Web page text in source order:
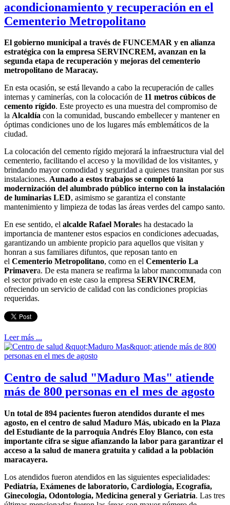
acondicionamiento y recuperación en el
Cementerio Metropolitano
El gobierno municipal a través de FUNCEMAR y en alianza
estratégica con la empresa SERVINCREM, avanzan en la
segunda etapa de recuperación y mejoras del cementerio
metropolitano de Maracay.
En esta ocasión, se está llevando a cabo la recuperación de calles
internas y caminerías, con la colocación de 11 metros cúbicos de
cemento rígido. Este proyecto es una muestra del compromiso de
la Alcaldía con la comunidad, buscando embellecer y mantener en
óptimas condiciones uno de los lugares más emblemáticos de la
ciudad.
La colocación del cemento rígido mejorará la infraestructura vial del
cementerio, facilitando el acceso y la movilidad de los visitantes, y
brindando mayor comodidad y seguridad a quienes transitan por sus
instalaciones. Aunado a estos trabajos se completó la
modernización del alumbrado público interno con la instalación
de luminarias LED, asimismo se garantiza el constante
mantenimiento y limpieza de todas las áreas verdes del campo santo.
En ese sentido, el alcalde Rafael Morales ha destacado la
importancia de mantener estos espacios en condiciones adecuadas,
garantizando un ambiente propicio para aquellos que visitan y
honran a sus familiares difuntos, que reposan tanto en
el Cementerio Metropolitano, como en el Cementerio La
Primavera. De esta manera se reafirma la labor mancomunada con
el sector privado en este caso la empresa SERVINCREM,
ofreciendo un servicio de calidad con las condiciones propicias
requeridas.
Leer más ...
Centro de salud "Maduro Mas" atiende
más de 800 personas en el mes de agosto
Un total de 894 pacientes fueron atendidos durante el mes
agosto, en el centro de salud Maduro Más, ubicado en la Plaza
del Estudiante de la parroquia Andrés Eloy Blanco, con esta
importante cifra se sigue afianzando la labor para garantizar el
acceso a la salud de manera gratuita y calidad a la población
maracayera.
Los atendidos fueron atendidos en las siguientes especialidades:
Pediatría, Exámenes de laboratorio, Cardiología, Ecografía,
Ginecologia, Odontología, Medicina general y Geriatría. Las tres